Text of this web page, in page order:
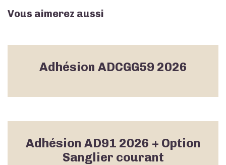
Vous aimerez aussi
Adhésion ADCGG59 2026
Adhésion AD91 2026 + Option
Sanglier courant